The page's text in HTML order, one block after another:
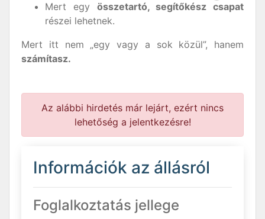
Mert egy összetartó, segítőkész csapat
részei lehetnek.
Mert itt nem „egy vagy a sok közül”, hanem
számítasz.
Az alábbi hirdetés már lejárt, ezért nincs
lehetőség a jelentkezésre!
Információk az állásról
Foglalkoztatás jellege